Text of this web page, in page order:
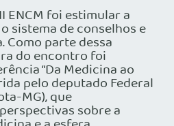
ENCM foi estimular a
sistema de conselhos e
Como parte dessa
do encontro foi
“Da Medicina ao
pelo deputado Federal
MG), que
sobre a